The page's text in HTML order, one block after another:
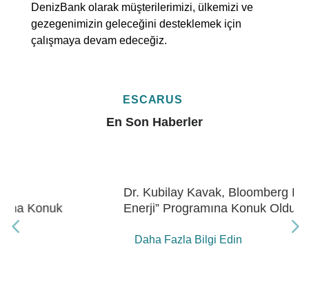
DenizBank olarak müşterilerimizi, ülkemizi ve
gezegenimizin geleceğini desteklemek için
çalışmaya devam edeceğiz.
ESCARUS
En Son Haberler
Dr. Kubilay Kavak, Bloomberg HT “Gelecek
Enerji” Programına Konuk Oldu
Daha Fazla Bilgi Edin